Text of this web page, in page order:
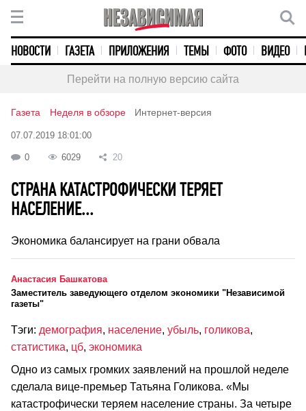
НОВОСТИ ГАЗЕТА ПРИЛОЖЕНИЯ ТЕМЫ ФОТО ВИДЕО
Перейти на полную версию сайта
Газета Неделя в обзоре Интернет-версия
07.07.2019 18:01:00
0 6029 20
СТРАНА КАТАСТРОФИЧЕСКИ ТЕРЯЕТ
НАСЕЛЕНИЕ...
Экономика балансирует на грани обвала
Анастасия Башкатова
Заместитель заведующего отделом экономики "Независимой
газеты"
Тэги: демография, население, убыль, голикова,
статистика, цб, экономика
Одно из самых громких заявлений на прошлой неделе
сделала вице-премьер Татьяна Голикова. «Мы
катастрофически теряем население страны. За четыре